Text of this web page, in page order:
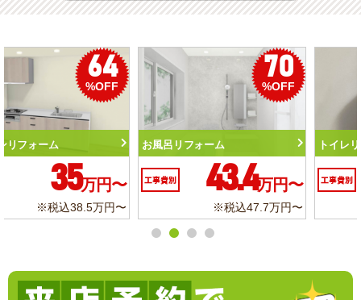
50
トイレリフォーム
10.3 万円〜
※税込11.3万円〜
洗面化粧台リフォーム
工事費別 6.2 万円〜
※税込6.8万円〜